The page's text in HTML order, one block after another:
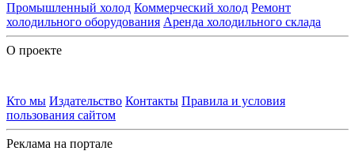
Промышленный холод Коммерческий холод Ремонт
холодильного оборудования Аренда холодильного склада
О проекте
Кто мы Издательство Контакты Правила и условия
пользования сайтом
Реклама на портале